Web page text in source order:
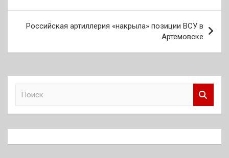
записям
Российская артиллерия «накрыла» позиции ВСУ в
Артемовске
к